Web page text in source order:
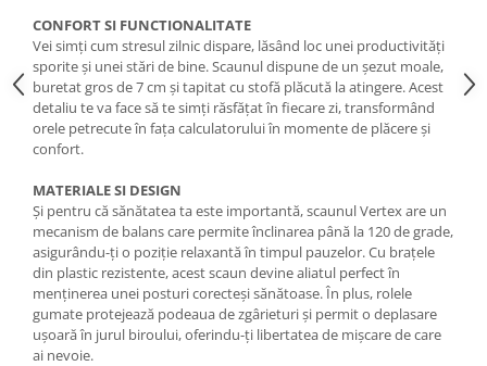
CONFORT SI FUNCTIONALITATE
Vei simți cum stresul zilnic dispare, lăsând loc unei productivități
sporite și unei stări de bine. Scaunul dispune de un șezut moale,
buretat gros de 7 cm și tapitat cu stofă plăcută la atingere. Acest
detaliu te va face să te simți răsfățat în fiecare zi, transformând
orele petrecute în fața calculatorului în momente de plăcere și
confort.
MATERIALE SI DESIGN
Și pentru că sănătatea ta este importantă, scaunul Vertex are un
mecanism de balans care permite înclinarea până la 120 de grade,
asigurându-ți o poziție relaxantă în timpul pauzelor. Cu brațele
din plastic rezistente, acest scaun devine aliatul perfect în
menținerea unei posturi corecteși sănătoase. În plus, rolele
gumate protejează podeaua de zgârieturi și permit o deplasare
ușoară în jurul biroului, oferindu-ți libertatea de mișcare de care
ai nevoie.